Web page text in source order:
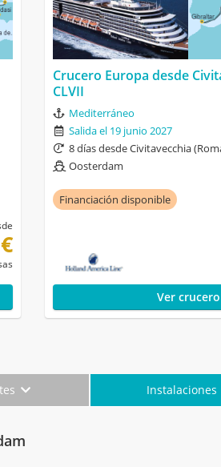
Crucero Europa desde
CLVII
Mediterráneo
Salida el 19 junio 2027
8 días desde Civitavecchia
Oosterdam
Financiación disponible
Ver crucero
Instalaciones